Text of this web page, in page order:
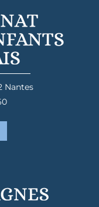
Nantes